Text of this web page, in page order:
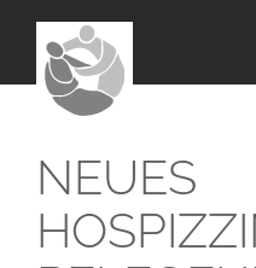
NEUES